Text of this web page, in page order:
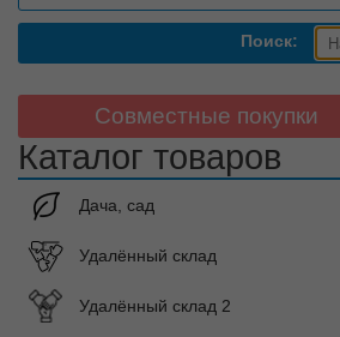
Поиск:
Совместные покупки
Каталог товаров
Дача, сад
Удалённый склад
Удалённый склад 2